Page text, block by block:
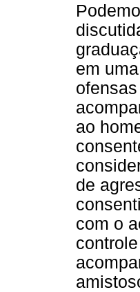
em
ao
de
com o